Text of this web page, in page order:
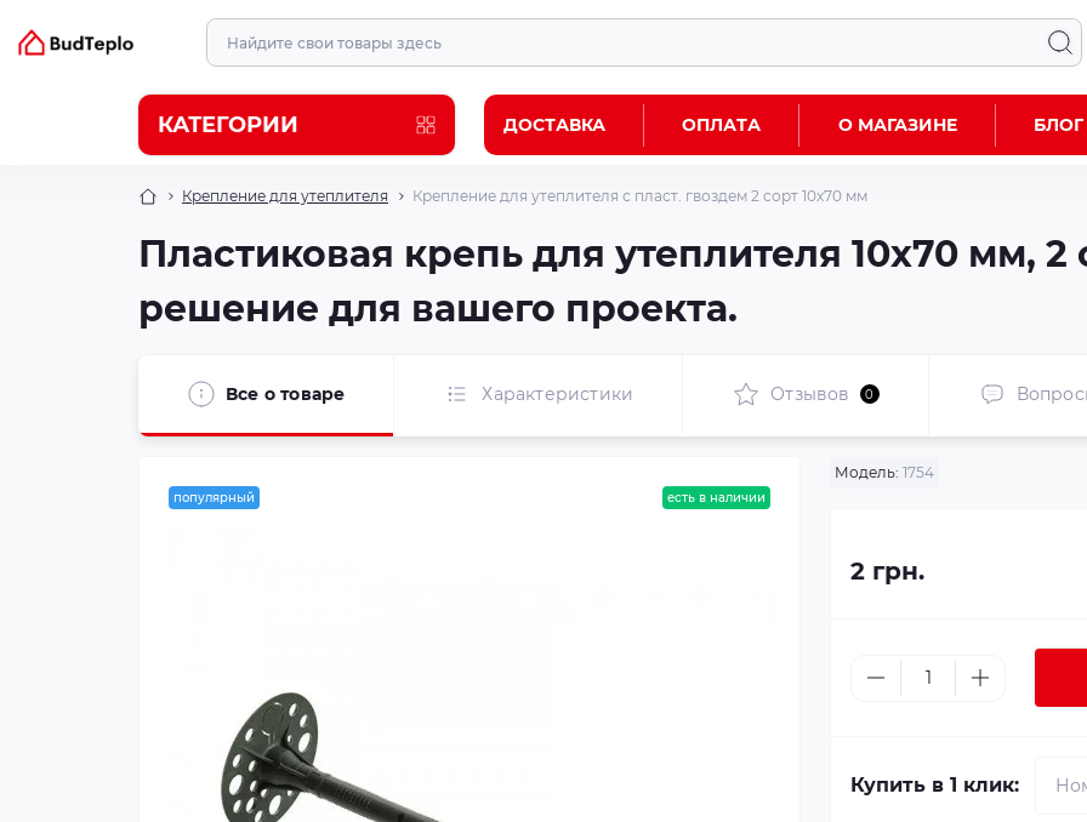
КАТЕГОРИИ ДОСТАВКА ОПЛАТА О МАГАЗИНЕ БЛОГ
Крепление для утеплителя Крепление для утеплителя с пласт. гвоздем 2 сорт 10x70 мм
Пластиковая крепь для утеплителя 10x70 мм,
решение для вашего проекта.
Все о товаре Характеристики Отзывов 0
популярный есть в наличии
Модель: 1754
2 грн.
Купить в 1 клик: